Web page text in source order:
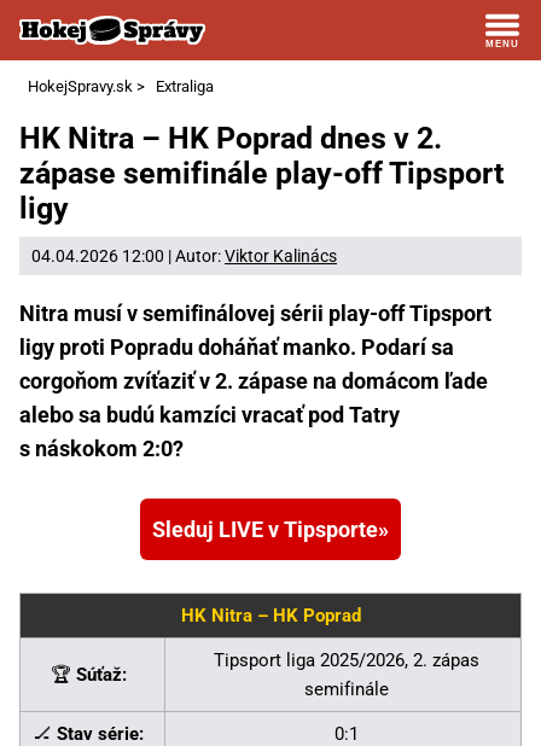
HokejSpravy.sk > Extraliga
HK Nitra – HK Poprad dnes v 2.
zápase semifinále play-off Tipsport
ligy
04.04.2026 12:00 | Autor:Viktor Kalinács
Nitra musí v semifinálovej sérii play-off Tipsport
ligy proti Popradu doháňať manko. Podarí sa
corgoňom zvíťaziť v 2. zápase na domácom ľade
alebo sa budú kamzíci vracať pod Tatry
s náskokom 2:0?
Sleduj LIVE v Tipsporte
HK Nitra – HK Poprad
🏆 Súťaž:
Tipsport liga 2025/2026, 2. zápas
semifinále
🏒 Stav série: 0:1